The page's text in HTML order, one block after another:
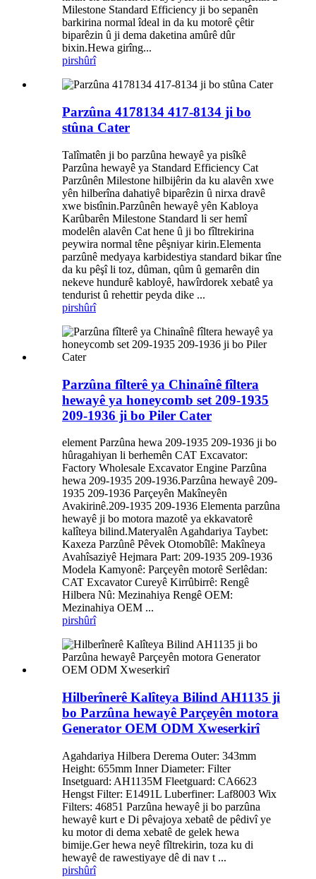
Milestone Standard Efficiency ji bo sepanên
barkirina normal îdeal in da ku motorê çêtir
biparêzin û ji dema daketina amûrê dûr
bixin.Hewa girîng...
pirshûrî
Parzûna 4178134 417-8134 ji bo
stûna Cater
Talîmatên ji bo parzûna hewayê ya pisîkê
Parzûna hewayê ya Standard Efficiency Cat
Parzûnên Milestone hilbijêrin da ku alavên xwe
yên hilberîna dahatiyê biparêzin û nirxa dravê
xwe bistînin.Parzûnên hewayê yên Kabloya
Karûbarên Milestone Standard li ser hemî
modelên alavên Cat hene û ji bo fîltrekirina
peywira normal têne pêşniyar kirin.Elementa
parzûnê medyaya karbidestiya standard bikar tîne
da ku pêşî li toz, dûman, qûm û gemarên din
nekeve hundurê kabloyê, hawîrdorek xebatê ya
tendurist û rehettir peyda dike ...
pirshûrî
Parzûna fîlterê ya Chinaînê fîltera
hewayê ya honeycomb set 209-1935
209-1936 ji bo Piler Cater
element Parzûna hewa 209-1935 209-1936 ji bo
hûragahiyan li berhemên CAT Excavator:
Factory Wholesale Excavator Engine Parzûna
hewa 209-1935 209-1936.Parzûna hewayê 209-
1935 209-1936 Parçeyên Makîneyên
Avakirinê.209-1935 209-1936 Elementa parzûna
hewayê ji bo motora mazotê ya ekkavatorê
kalîteya bilind.Materyalên Agahdariya Taybet:
Kaxeza Parzûnê Pêvek Otomobîlê: Makîneya
Avahîsaziyê Hejmara Part: 209-1935 209-1936
Modela Kamyonê: Parçeyên motorê Serlêdan:
CAT Excavator Cureyê Kirrûbirrê: Rengê
Hilbera Nû: Mezinahiya Rengê OEM:
Mezinahiya OEM ...
pirshûrî
Hilberînerê Kalîteya Bilind AH1135 ji
bo Parzûna hewayê Parçeyên motora
Generator OEM ODM Xweserkirî
Agahdariya Hilbera Derema Outer: 343mm
Height: 655mm Inner Diameter: Filter
Insetguard: AH1135M Fleetguard: CA6623
Hengst Filter: E1491L Luberfiner: Laf8003 Wix
Filters: 46851 Parzûna hewayê ji bo parzûna
hewayê kurt e Di pêvajoya xebatê de pêdivî ye
ku motor di dema xebatê de gelek hewa
bimije.Ger hewa neyê fîltrekirin, toza ku di
hewayê de rawestiyaye dê di nav t ...
pirshûrî